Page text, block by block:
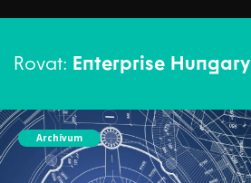
Rovat: Enterprise Hungary
Archívum